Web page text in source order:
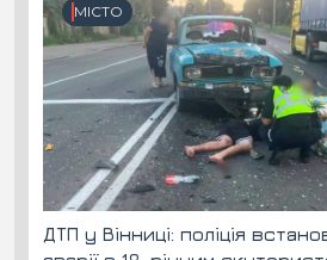
МІСТО
ДТП у Вінниці: поліція